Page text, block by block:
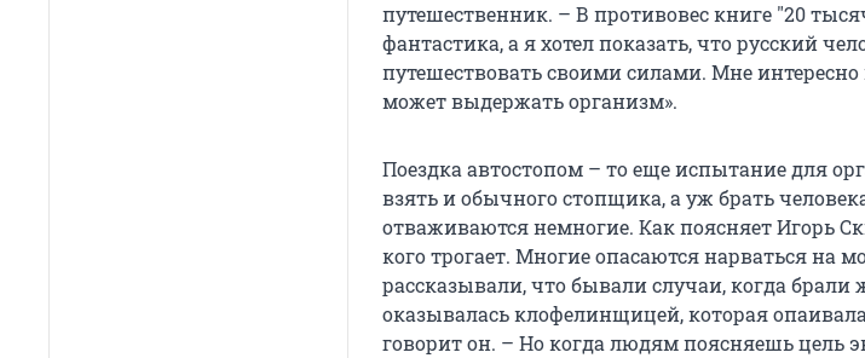
путешественник. – В противовес книге "20
фантастика, а я хотел показать, что русский
путешествовать своими силами. Мне интересно
может выдержать организм».
Поездка автостопом – то еще испытание для
взять и обычного стопщика, а уж брать
отваживаются немногие. Как поясняет Игорь
кого трогает. Многие опасаются нарваться на
рассказывали, что бывали случаи, когда
оказывалась клофелинщицей, которая
говорит он. – Но когда людям поясняешь цель